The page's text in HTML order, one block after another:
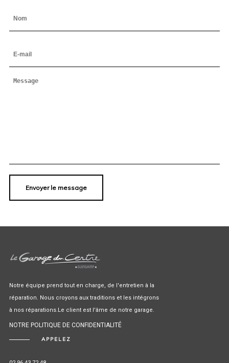
Notre équipe prend tout en charge, de l'entretien à la
réparation. Nous croyons aux traditions et les intégrons
à nos réparations.Le client est l'âme de notre garage.
NOTRE POLITIQUE DE CONFIDENTIALITÉ
APPELEZ